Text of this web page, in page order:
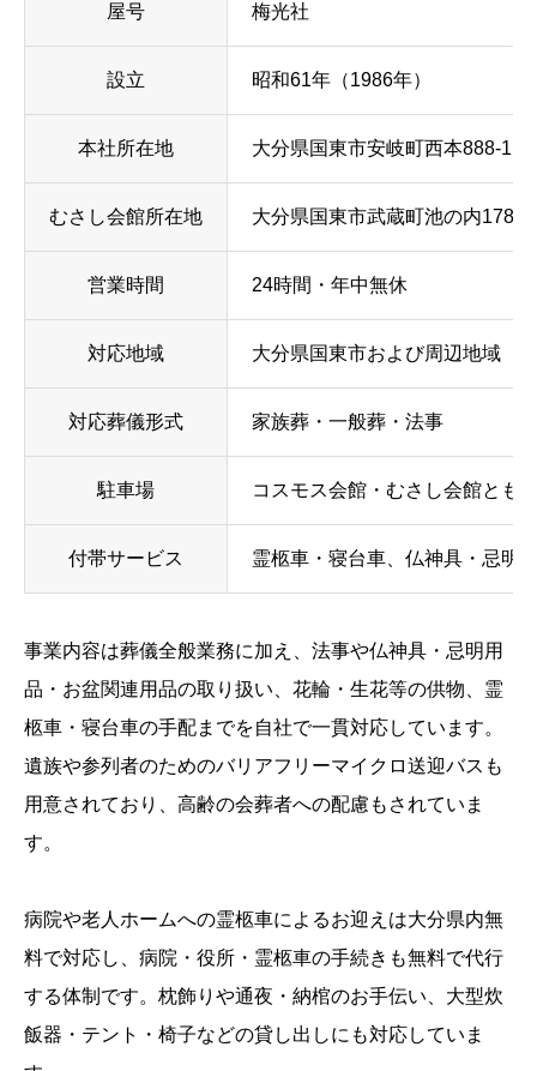
屋号 梅光社
設立 昭和61年（1986年）
本社所在地 大分県国東市安岐町西本888-1
むさし会館所在地 大分県国東市武蔵町池の内1780-
営業時間 24時間・年中無休
対応地域 大分県国東市および周辺地域
対応葬儀形式 家族葬・一般葬・法事
駐車場 コスモス会館・むさし会館とも
付帯サービス 霊柩車・寝台車、仏神具・忌明
事業内容は葬儀全般業務に加え、法事や仏神具・忌明用
品・お盆関連用品の取り扱い、花輪・生花等の供物、霊
柩車・寝台車の手配までを自社で一貫対応しています。
遺族や参列者のためのバリアフリーマイクロ送迎バスも
用意されており、高齢の会葬者への配慮もされていま
す。
病院や老人ホームへの霊柩車によるお迎えは大分県内無
料で対応し、病院・役所・霊柩車の手続きも無料で代行
する体制です。枕飾りや通夜・納棺のお手伝い、大型炊
飯器・テント・椅子などの貸し出しにも対応していま